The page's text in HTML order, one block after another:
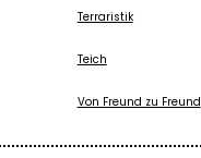
Terraristik
Teich
Von Freund zu Freund